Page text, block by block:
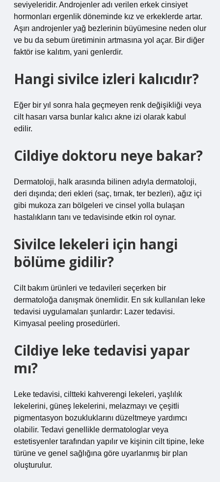
seviyeleridir. Androjenler adı verilen erkek cinsiyet
hormonları ergenlik döneminde kız ve erkeklerde artar.
Aşırı androjenler yağ bezlerinin büyümesine neden olur
ve bu da sebum üretiminin artmasına yol açar. Bir diğer
faktör ise kalıtım, yani genlerdir.
Hangi sivilce izleri kalıcıdır?
Eğer bir yıl sonra hala geçmeyen renk değişikliği veya
cilt hasarı varsa bunlar kalıcı akne izi olarak kabul
edilir.
Cildiye doktoru neye bakar?
Dermatoloji, halk arasında bilinen adıyla dermatoloji,
deri dışında; deri ekleri (saç, tırnak, ter bezleri), ağız içi
gibi mukoza zarı bölgeleri ve cinsel yolla bulaşan
hastalıkların tanı ve tedavisinde etkin rol oynar.
Sivilce lekeleri için hangi
bölüme gidilir?
Cilt bakım ürünleri ve tedavileri seçerken bir
dermatoloğa danışmak önemlidir. En sık kullanılan leke
tedavisi uygulamaları şunlardır: Lazer tedavisi.
Kimyasal peeling prosedürleri.
Cildiye leke tedavisi yapar
mı?
Leke tedavisi, ciltteki kahverengi lekeleri, yaşlılık
lekelerini, güneş lekelerini, melazmayı ve çeşitli
pigmentasyon bozukluklarını düzeltmeye yardımcı
olabilir. Tedavi genellikle dermatologlar veya
estetisyenler tarafından yapılır ve kişinin cilt tipine, leke
türüne ve genel sağlığına göre uyarlanmış bir plan
oluşturulur.